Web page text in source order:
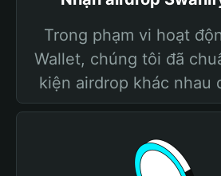
Trong phạm vi hoạt
Wallet, chúng tôi đã
kiện airdrop khác nhau